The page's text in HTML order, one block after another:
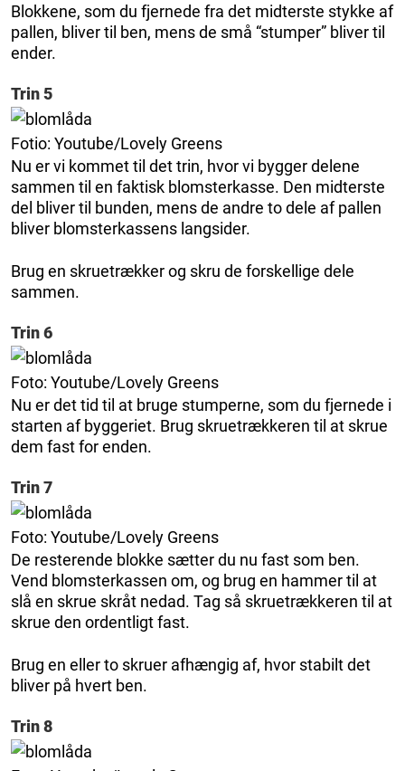
Blokkene, som du fjernede fra det midterste stykke af
pallen, bliver til ben, mens de små “stumper” bliver til
ender.
Trin 5
Fotio: Youtube/Lovely Greens
Nu er vi kommet til det trin, hvor vi bygger delene
sammen til en faktisk blomsterkasse. Den midterste
del bliver til bunden, mens de andre to dele af pallen
bliver blomsterkassens langsider.
Brug en skruetrækker og skru de forskellige dele
sammen.
Trin 6
Foto: Youtube/Lovely Greens
Nu er det tid til at bruge stumperne, som du fjernede i
starten af byggeriet. Brug skruetrækkeren til at skrue
dem fast for enden.
Trin 7
Foto: Youtube/Lovely Greens
De resterende blokke sætter du nu fast som ben.
Vend blomsterkassen om, og brug en hammer til at
slå en skrue skråt nedad. Tag så skruetrækkeren til at
skrue den ordentligt fast.
Brug en eller to skruer afhængig af, hvor stabilt det
bliver på hvert ben.
Trin 8